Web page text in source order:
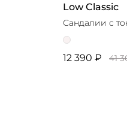
Low Classic
Сандалии с
12 390 ₽ 41